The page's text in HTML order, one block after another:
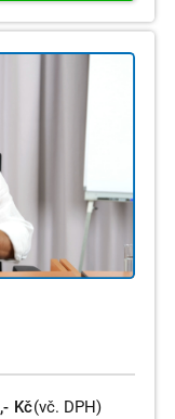
Kč(vč. DPH)